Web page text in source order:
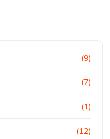
(9)
(7)
(1)
(12)